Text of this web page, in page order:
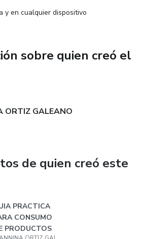
y en cualquier dispositivo
sobre quien creó el
ORTIZ GALEANO
de quien creó este
PRACTICA
CONSUMO
PRODUCTOS